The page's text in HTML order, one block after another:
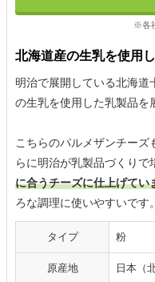
※各
北海道産の生乳を使用
明治で展開している北海
の生乳を使用した乳製品を
こちらのパルメザンチーズ
らに明治が乳製品づくりで
に合うチーズに仕上げてい
ろな調理に使いやすいです。
タイプ 粉
原産地 日本（